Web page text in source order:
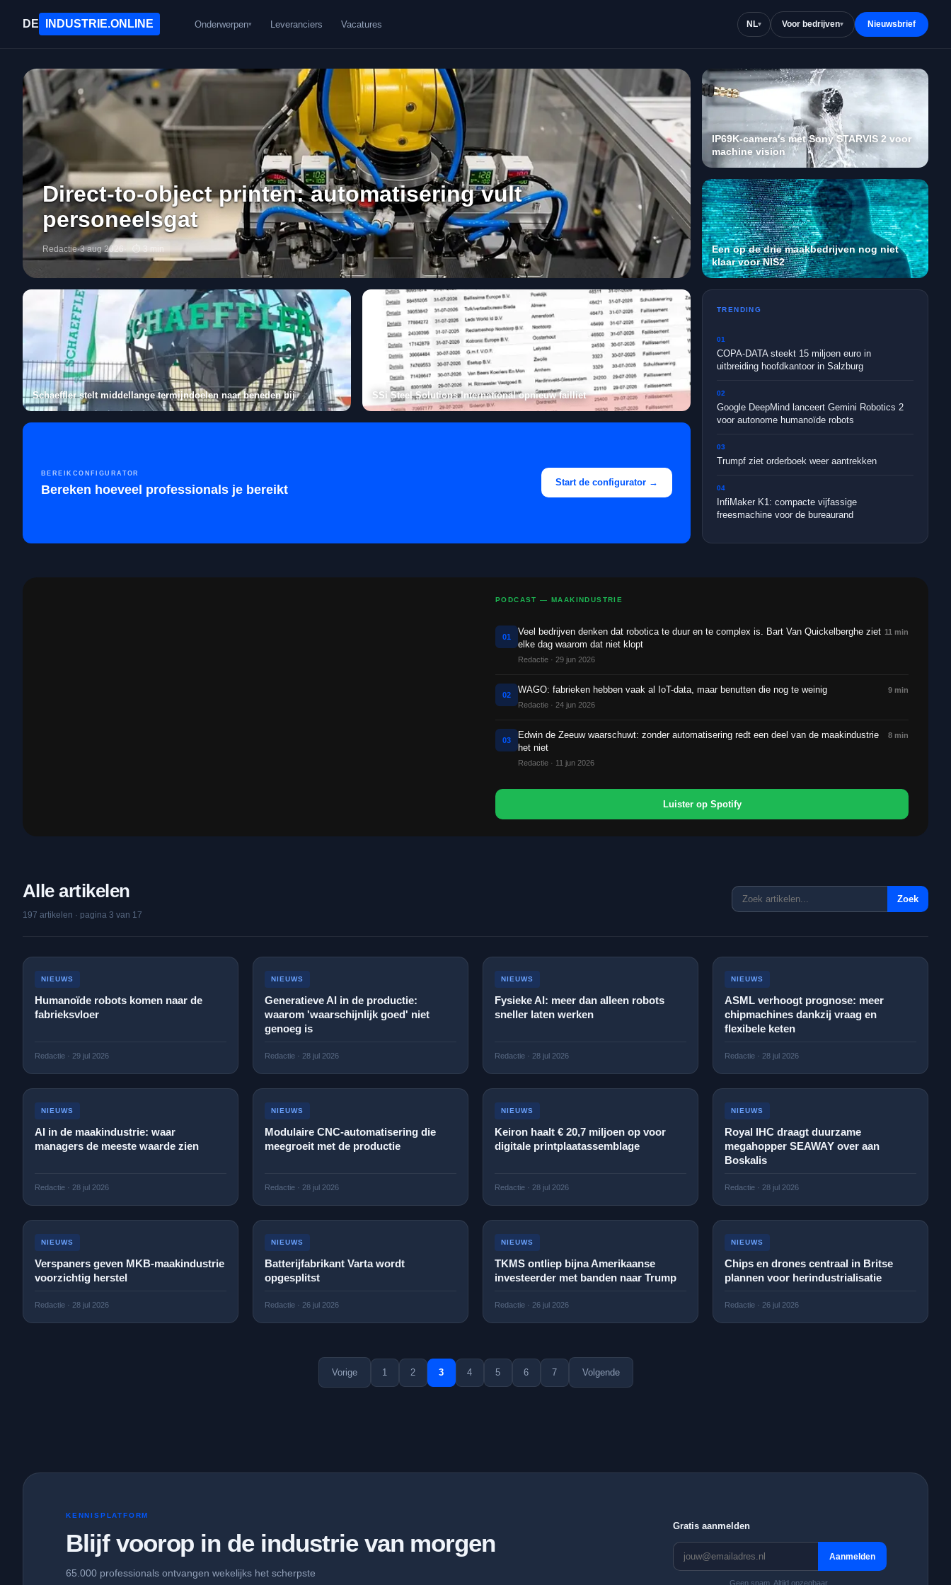
DE INDUSTRIE.ONLINE Onderwerpen▾ Leveranciers Vacatures NL▾ Voor bedrijven▾ Nieuwsbrief
Direct-to-object printen: automatisering vult
personeelsgat
Redactie·3 aug 2026· ⏱ 3 min
IP69K-camera's met Sony STARVIS 2 voor
machine vision
Een op de drie maakbedrijven nog niet
klaar voor NIS2
Schaeffler stelt middellange termijndoelen naar beneden bij SSi Steel Solutions International opnieuw failliet
TRENDING
01
COPA-DATA steekt 15 miljoen euro in
uitbreiding hoofdkantoor in Salzburg
02
Google DeepMind lanceert Gemini Robotics 2
voor autonome humanoïde robots
03
Trumpf ziet orderboek weer aantrekken
04
InfiMaker K1: compacte vijfassige
freesmachine voor de bureaurand
BEREIKCONFIGURATOR
Bereken hoeveel professionals je bereikt Start de configurator →
PODCAST — MAAKINDUSTRIE
01
Veel bedrijven denken dat robotica te duur en te complex is. Bart Van Quickelberghe ziet
elke dag waarom dat niet klopt
Redactie · 29 jun 2026
11 min
02 WAGO: fabrieken hebben vaak al IoT-data, maar benutten die nog te weinig
Redactie · 24 jun 2026
9 min
03
Edwin de Zeeuw waarschuwt: zonder automatisering redt een deel van de maakindustrie
het niet
Redactie · 11 jun 2026
8 min
Luister op Spotify
Alle artikelen
197 artikelen · pagina 3 van 17
Zoek
NIEUWS
Humanoïde robots komen naar de
fabrieksvloer
Redactie · 29 jul 2026
NIEUWS
Generatieve AI in de productie:
waarom 'waarschijnlijk goed' niet
genoeg is
Redactie · 28 jul 2026
NIEUWS
Fysieke AI: meer dan alleen robots
sneller laten werken
Redactie · 28 jul 2026
NIEUWS
ASML verhoogt prognose: meer
chipmachines dankzij vraag en
flexibele keten
Redactie · 28 jul 2026
NIEUWS
AI in de maakindustrie: waar
managers de meeste waarde zien
Redactie · 28 jul 2026
NIEUWS
Modulaire CNC-automatisering die
meegroeit met de productie
Redactie · 28 jul 2026
NIEUWS
Keiron haalt € 20,7 miljoen op voor
digitale printplaatassemblage
Redactie · 28 jul 2026
NIEUWS
Royal IHC draagt duurzame
megahopper SEAWAY over aan
Boskalis
Redactie · 28 jul 2026
NIEUWS
Verspaners geven MKB‑maakindustrie
voorzichtig herstel
Redactie · 28 jul 2026
NIEUWS
Batterijfabrikant Varta wordt
opgesplitst
Redactie · 26 jul 2026
NIEUWS
TKMS ontliep bijna Amerikaanse
investeerder met banden naar Trump
Redactie · 26 jul 2026
NIEUWS
Chips en drones centraal in Britse
plannen voor herindustrialisatie
Redactie · 26 jul 2026
Vorige 1 2 3 4 5 6 7 Volgende
KENNISPLATFORM
Blijf voorop in de industrie van morgen
65.000 professionals ontvangen wekelijks het scherpste
Gratis aanmelden
Aanmelden
Geen spam. Altijd opzegbaar.